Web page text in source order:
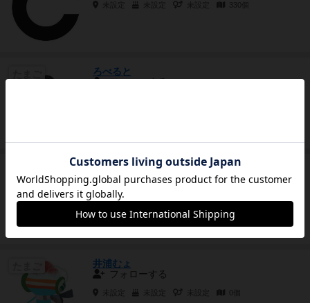
未設定 未設定 未設定 330個
ろべると
フォローする
しぐれ
フォローする
山形県
井浦むょ
フォローする
未設定 未設定 未設定